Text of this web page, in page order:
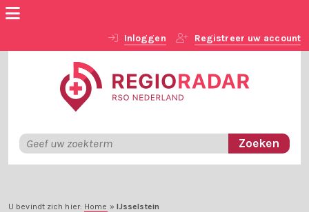
Inloggen Registreer uw account
U bevindt zich hier: Home » IJsselstein